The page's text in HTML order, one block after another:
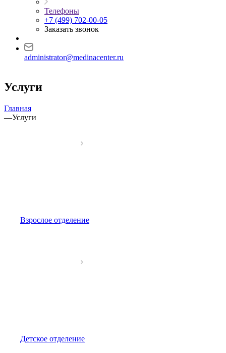
Телефоны
+7 (499) 702-00-05
Заказать звонок
administrator@medinacenter.ru
Услуги
Главная
—Услуги
Взрослое отделение
Детское отделение